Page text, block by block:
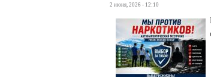
2 июня, 2026 - 12:10